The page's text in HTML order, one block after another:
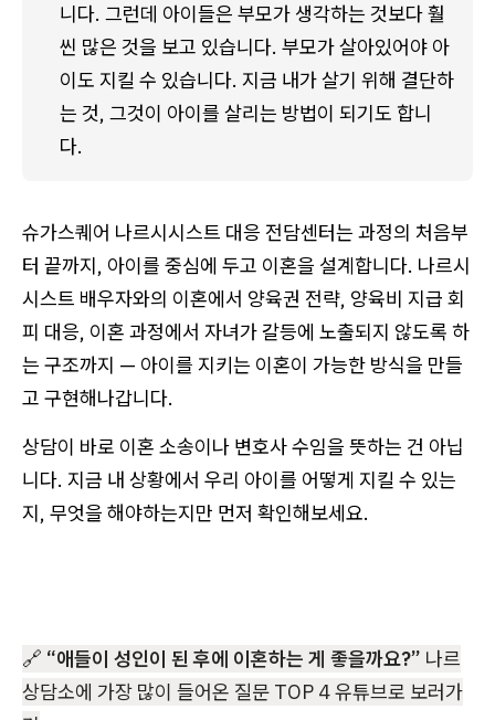
니다. 그런데 아이들은 부모가 생각하는 것보다 훨
씬 많은 것을 보고 있습니다. 부모가 살아있어야 아
이도 지킬 수 있습니다. 지금 내가 살기 위해 결단하
는 것, 그것이 아이를 살리는 방법이 되기도 합니
다.
슈가스퀘어 나르시시스트 대응 전담센터는 과정의 처음부
터 끝까지, 아이를 중심에 두고 이혼을 설계합니다. 나르시
시스트 배우자와의 이혼에서 양육권 전략, 양육비 지급 회
피 대응, 이혼 과정에서 자녀가 갈등에 노출되지 않도록 하
는 구조까지 — 아이를 지키는 이혼이 가능한 방식을 만들
고 구현해나갑니다.
상담이 바로 이혼 소송이나 변호사 수임을 뜻하는 건 아닙
니다. 지금 내 상황에서 우리 아이를 어떻게 지킬 수 있는
지, 무엇을 해야하는지만 먼저 확인해보세요.
🔗 “애들이 성인이 된 후에 이혼하는 게 좋을까요?” 나르
상담소에 가장 많이 들어온 질문 TOP 4 유튜브로 보러가